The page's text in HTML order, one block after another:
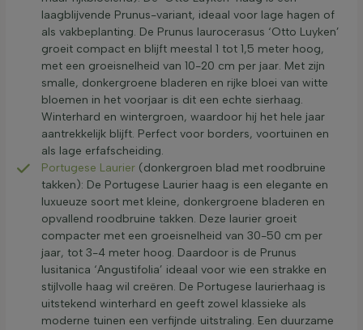
laagblijvende Prunus-variant, ideaal voor lage hagen of
als vakbeplanting. De Prunus laurocerasus ‘Otto Luyken’
groeit compact en blijft meestal 1 tot 1,5 meter hoog,
met een groeisnelheid van 10-20 cm per jaar. Met zijn
smalle, donkergroene bladeren en rijke bloei van witte
bloemen in het voorjaar is dit een echte sierhaag.
Winterhard en wintergroen, waardoor hij het hele jaar
aantrekkelijk blijft. Perfect voor borders, voortuinen en
als lage erfafscheiding.
Portugese Laurier (donkergroen blad met roodbruine
takken): De Portugese Laurier haag is een elegante en
luxueuze soort met kleine, donkergroene bladeren en
opvallend roodbruine takken. Deze laurier groeit
compacter met een groeisnelheid van 30-50 cm per
jaar, tot 3-4 meter hoog. Daardoor is de Prunus
lusitanica ‘Angustifolia’ ideaal voor wie een strakke en
stijlvolle haag wil creëren. De Portugese laurierhaag is
uitstekend winterhard en geeft zowel klassieke als
moderne tuinen een verfijnde uitstraling. Een duurzame